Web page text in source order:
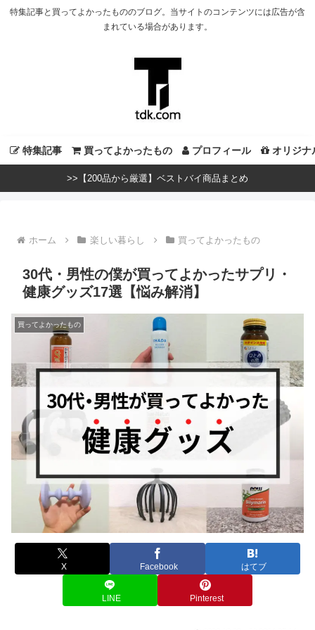
特集記事と買ってよかったもののブログ。当サイトのコンテンツには広告が含
まれている場合があります。
特集記事 買ってよかったもの プロフィール オリジナ
>>【200品から厳選】ベストバイ商品まとめ
ホーム 楽しい暮らし 買ってよかったもの
30代・男性の僕が買ってよかったサプリ・
健康グッズ17選【悩み解消】
買ってよかったもの
X Facebook はてブ
LINE Pinterest